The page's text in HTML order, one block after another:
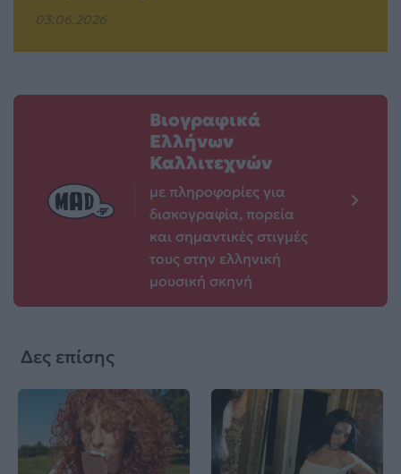
03.06.2026
Βιογραφικά
Ελλήνων
Καλλιτεχνών
με πληροφορίες για
δισκογραφία, πορεία
και σημαντικές στιγμές
τους στην ελληνική
μουσική σκηνή
Δες επίσης